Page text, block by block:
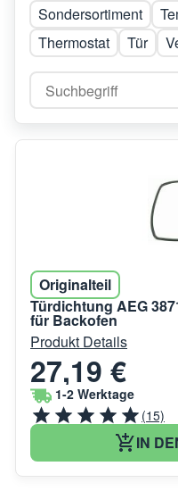
Sondersortiment
Thermostat
Tür
Originalteil
Türdichtung AEG
für Backofen
Produkt Details
27,19 €
1-2 Werktage
(15)
IN